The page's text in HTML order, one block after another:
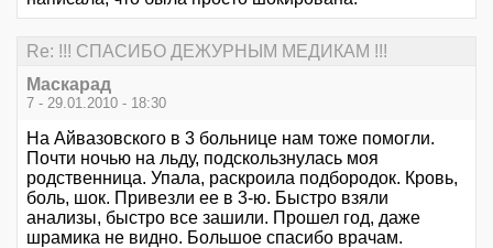
Re: !!! СПАСИБО ДЕЖУРНЫМ МЕДИКАМ !!!
Маскарад
7 - 29.01.2010 - 18:30
На Айвазовского в 3 больнице нам тоже помогли.
Почти ночью на льду, подскользнулась моя
родственница. Упала, раскроила подбородок. Кровь,
боль, шок. Привезли ее в 3-ю. Быстро взяли
анализы, быстро все зашили. Прошел год, даже
шрамика не видно. Большое спасибо врачам.